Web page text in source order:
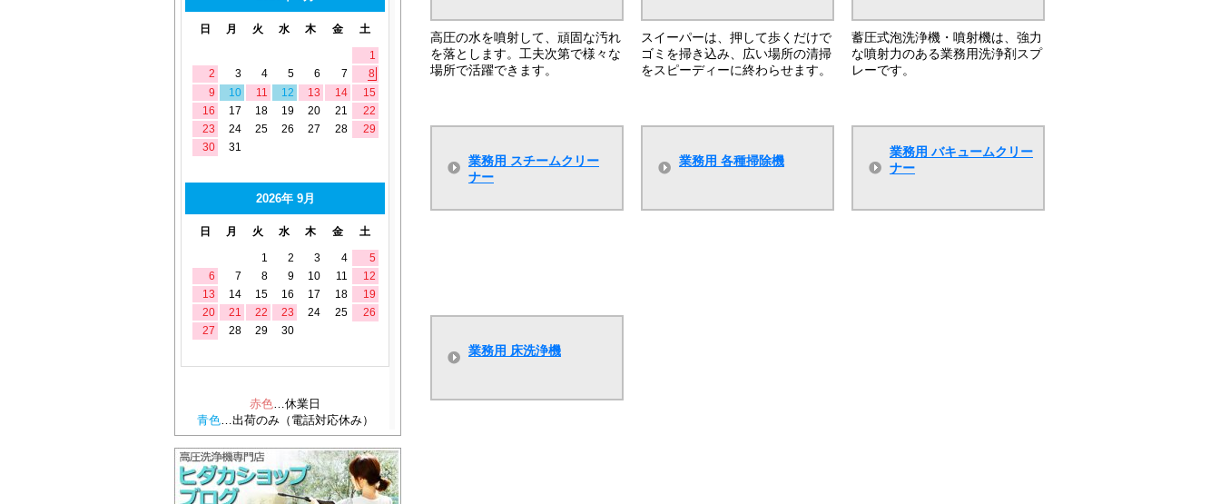
高圧の水を噴射して、頑固な汚れ
を落とします。工夫次第で様々な
場所で活躍できます。
スイーパーは、押して歩くだけで
ゴミを掃き込み、広い場所の清掃
をスピーディーに終わらせます。
蓄圧式泡洗浄機・噴射機は、強力
な噴射力のある業務用洗浄剤スプ
レーです。
業務用 スチームクリー
ナー
業務用 各種掃除機
業務用 バキュームクリー
ナー
業務用 床洗浄機